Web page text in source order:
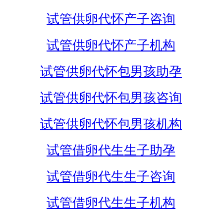
试管供卵代怀产子咨询
试管供卵代怀产子机构
试管供卵代怀包男孩助孕
试管供卵代怀包男孩咨询
试管供卵代怀包男孩机构
试管借卵代生生子助孕
试管借卵代生生子咨询
试管借卵代生生子机构